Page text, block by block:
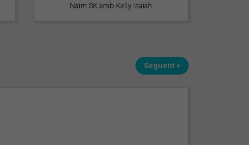
Naim SK amb Kelly Isaiah
Següent >